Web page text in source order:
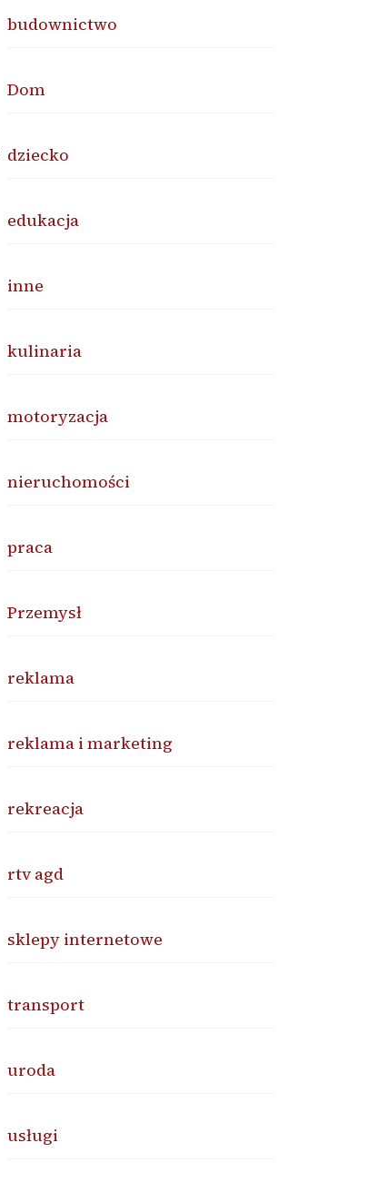
budownictwo
Dom
dziecko
edukacja
inne
kulinaria
motoryzacja
nieruchomości
praca
Przemysł
reklama
reklama i marketing
rekreacja
rtv agd
sklepy internetowe
transport
uroda
usługi